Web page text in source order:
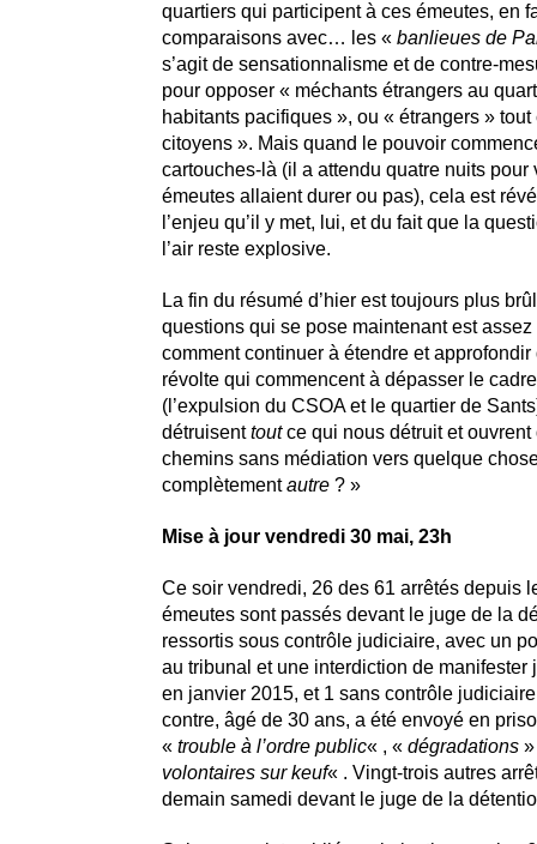
quartiers qui participent à ces émeutes, en
comparaisons avec… les « banlieues de
s’agit de sensationnalisme et de contre-
pour opposer « méchants étrangers au
habitants pacifiques », ou « étrangers » tout
citoyens ». Mais quand le pouvoir
cartouches-là (il a attendu quatre nuits pour
émeutes allaient durer ou pas), cela est
l’enjeu qu’il y met, lui, et du fait que la
l’air reste explosive.
La fin du résumé d’hier est toujours plus
questions qui se pose maintenant est assez
comment continuer à étendre et approfondir
révolte qui commencent à dépasser le
(l’expulsion du CSOA et le quartier de
détruisenttoutce qui nous détruit et ouvrent
chemins sans médiation vers quelque
complètementautre? »
Mise à jour vendredi 30 mai, 23h
Ce soir vendredi, 26 des 61 arrêtés depuis
émeutes sont passés devant le juge de la
ressortis sous contrôle judiciaire, avec un
au tribunal et une interdiction de manifester
en janvier 2015, et 1 sans contrôle
contre, âgé de 30 ans, a été envoyé en
« trouble à l’ordre public« , « dégradations»
volontaires sur keuf« . Vingt-trois autres
demain samedi devant le juge de la